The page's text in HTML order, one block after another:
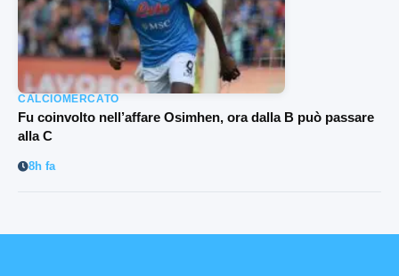
CALCIOMERCATO
Fu coinvolto nell’affare Osimhen, ora dalla B può passare
alla C
8h fa